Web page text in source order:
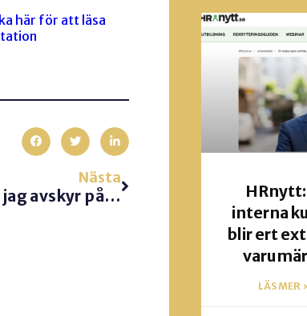
här för att läsa
Nästa
7 beteenden jag avskyr på våra arbetsplatser
HRnytt:
interna
blir ert
LÄS MER